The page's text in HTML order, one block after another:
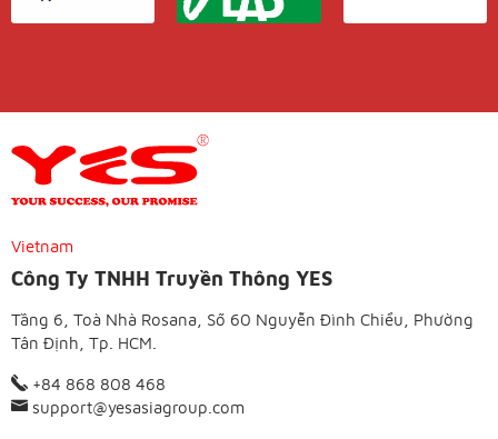
Vietnam
Công Ty TNHH Truyền Thông YES
Tầng 6, Toà Nhà Rosana, Số 60 Nguyễn Đình Chiểu, Phường
Tân Định, Tp. HCM.
+84 868 808 468
support@yesasiagroup.com